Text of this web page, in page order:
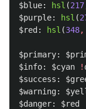
$blue: hsl (217
$purple: hsl (
$red : hsl (348,
$primary:
$info: $cyan !
$success :
$warning:
$danger: $red